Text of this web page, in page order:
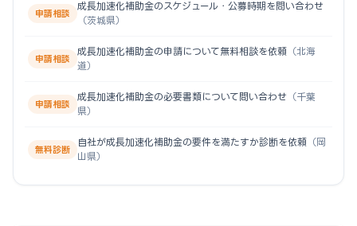
申請相談
成長加速化補助金のスケジュール・公募時期を問い合わせ
（茨城県）
申請相談
成長加速化補助金の申請について無料相談を依頼 （北海
道）
申請相談
成長加速化補助金の必要書類について問い合わせ （千葉
県）
無料診断
自社が成長加速化補助金の要件を満たすか診断を依頼 （岡
山県）